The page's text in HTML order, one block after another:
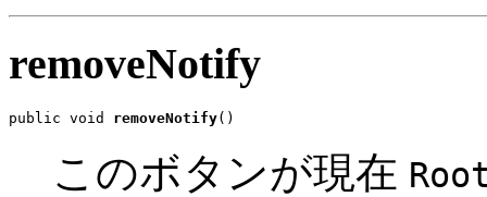
removeNotify
public void removeNotify()
このボタンが現在